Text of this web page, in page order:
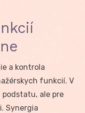
a kontrola
funkcií. V
ale pre
Synergia